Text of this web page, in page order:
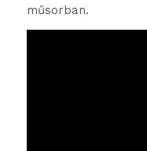
műsorban.